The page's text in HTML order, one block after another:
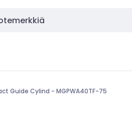
Guide Cylind - MGPWA40TF-75